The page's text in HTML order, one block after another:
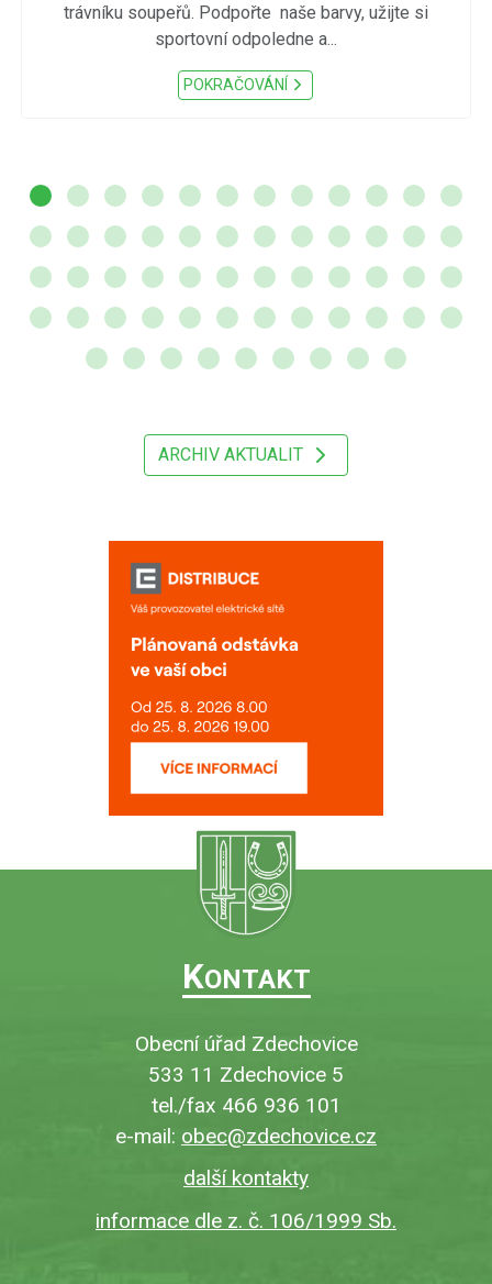
trávníku soupeřů. Podpořte naše barvy, užijte si
sportovní odpoledne a...
POKRAČOVÁNÍ
ARCHIV AKTUALIT
KONTAKT
Obecní úřad Zdechovice
533 11 Zdechovice 5
tel./fax 466 936 101
e-mail: obec@zdechovice.cz
další kontakty
informace dle z. č. 106/1999 Sb.